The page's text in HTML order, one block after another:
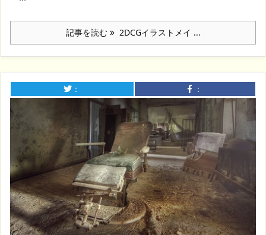
記事を読む 2DCGイラストメイ ...
： ：